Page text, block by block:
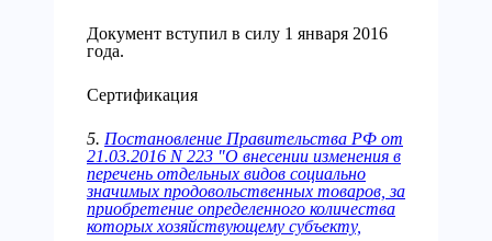
Документ вступил в силу 1 января 2016
года.
Сертификация
5. Постановление Правительства РФ от
21.03.2016 N 223 "О внесении изменения в
перечень отдельных видов социально
значимых продовольственных товаров, за
приобретение определенного количества
которых хозяйствующему субъекту,